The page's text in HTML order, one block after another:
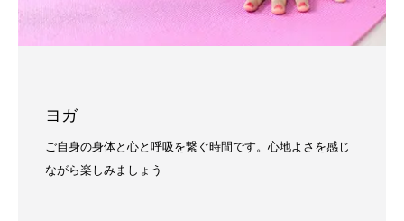
ヨガ
ご自身の身体と心と呼吸を繋ぐ時間です。心地よさを感じ
ながら楽しみましょう